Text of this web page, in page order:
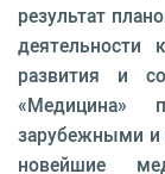
результат
деятельности
развития и
«Медицина»
зарубежными и
новейшие